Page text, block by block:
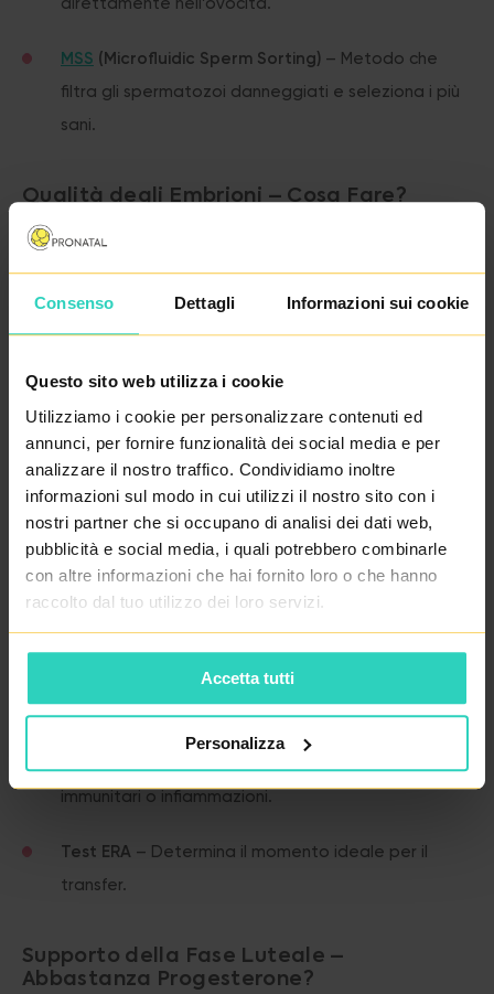
Consenso Dettagli Informazioni sui cookie
Questo sito web utilizza i cookie
Utilizziamo i cookie per personalizzare contenuti ed
annunci, per fornire funzionalità dei social media e per
analizzare il nostro traffico. Condividiamo inoltre
informazioni sul modo in cui utilizzi il nostro sito con i
nostri partner che si occupano di analisi dei dati web,
pubblicità e social media, i quali potrebbero combinarle
con altre informazioni che hai fornito loro o che hanno
raccolto dal tuo utilizzo dei loro servizi.
Accetta tutti
Personalizza
MSS (Microfluidic Sperm Sorting) – Metodo che
filtra gli spermatozoi danneggiati e seleziona i più
sani.
Qualità degli Embrioni – Cosa Fare?
Se l’embrione non si è impiantato, possiamo valutare:
Coltura prolungata– Per selezionare gli embrioni
migliori.
anomalie cromosomiche che potrebbero ridurre le
chance di successo.
Qualità dell’Endometrio – Tutto a Posto?
– Controlla la presenza di polipi,
aderenze o fibromi.
immunitari o infiammazioni.
Test ERA – Determina il momento ideale per il
transfer.
Supporto della Fase Luteale –
Abbastanza Progesterone?